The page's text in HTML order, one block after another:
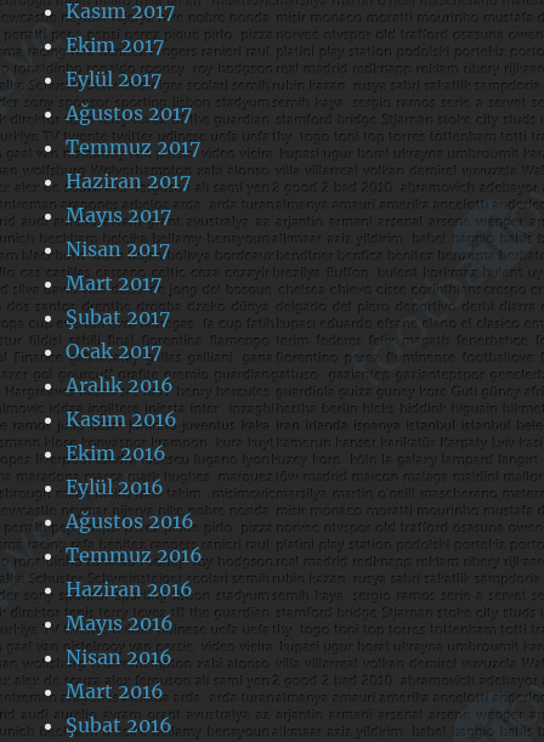
Kasım 2017
Ekim 2017
Eylül 2017
Ağustos 2017
Temmuz 2017
Haziran 2017
Mayıs 2017
Nisan 2017
Mart 2017
Şubat 2017
Ocak 2017
Aralık 2016
Kasım 2016
Ekim 2016
Eylül 2016
Ağustos 2016
Temmuz 2016
Haziran 2016
Mayıs 2016
Nisan 2016
Mart 2016
Şubat 2016